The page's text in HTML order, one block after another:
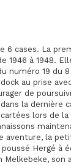
6 cases. La
1946 à 1948.
numéro 19 du 8
au prise
de
la dernière
lors de
aventure, la
Hergé à
Melkebeke, son